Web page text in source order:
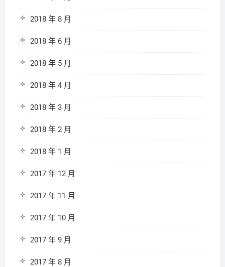
2018 年 8 月
2018 年 6 月
2018 年 5 月
2018 年 4 月
2018 年 3 月
2018 年 2 月
2018 年 1 月
2017 年 12 月
2017 年 11 月
2017 年 10 月
2017 年 9 月
2017 年 8 月